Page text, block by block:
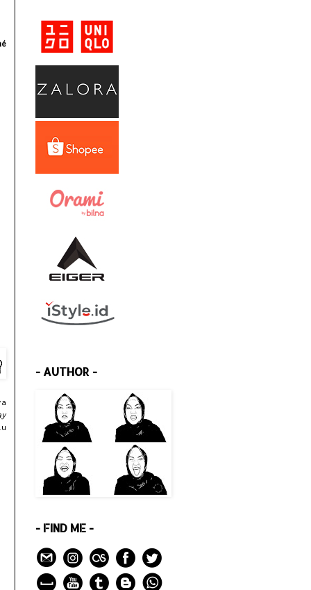
- AUTHOR -
- FIND ME -